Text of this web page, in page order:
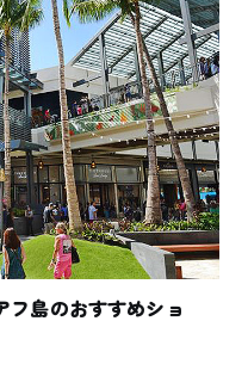
フ島のおすすめショ